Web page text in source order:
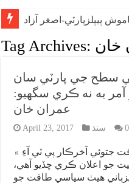
پيپلزپارٽي-اصغر آزاد
Tag Archives: خان
سطح جي پارٽي سان
به نه ڪري سگهيو:
عمران خان
April 23, 2017 سنڌ 0
جتوئي آخرڪار پي ٽي آءِ ۾
جو اعلان ڪري ڇڏيو آهي،
هيٺ سياسي طاقت جو